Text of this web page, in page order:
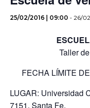
25/02/2016 | 09:00 - 26/
Taller
FECHA LÍMITE
LUGAR: Universidad
7151. Santa Fe.